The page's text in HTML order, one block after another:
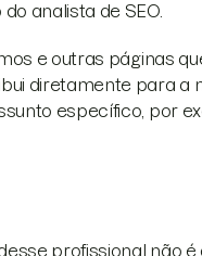
analista de SEO.
e outras páginas
diretamente para a
específico, por
profissional não é